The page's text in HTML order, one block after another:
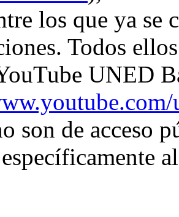
los que ya se
Todos
UNED
son de acceso